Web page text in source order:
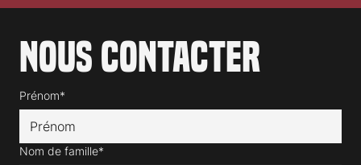
Nous contacter
Prénom*
Nom de famille*